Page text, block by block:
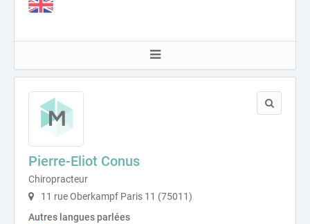
Pierre-Eliot Conus
Chiropracteur
11 rue Oberkampf Paris 11 (75011)
Autres langues parlées